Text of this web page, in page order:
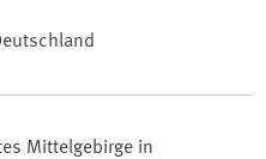
Mittelgebirge in